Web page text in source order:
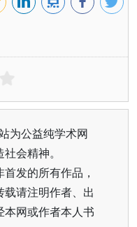
为公益纯学术网
会精神。
发的所有作品，
请注明作者、出
网或作者本人书